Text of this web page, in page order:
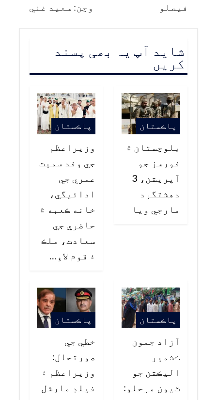
فيصلو
وڃن: سعيد غني
شاید آپ یہ بھی پسند
کریں
پاڪستان
بلوچستان ۾
فورسز جو
آپريشن، 3
دهشتگرد
مارجي ويا
پاڪستان
وزيراعظم
جي وفد سميت
عمري جي
ادائيگي،
خانه ڪعبه ۾
حاضري جي
سعادت، ملڪ
۽ قوم لاءِ…
پاڪستان
آزاد جمون
ڪشمير
اليڪشن جو
ٽيون مرحلو:
پاڪستان
خطي جي
صورتحال:
وزيراعظم ۽
فيلڊ مارشل